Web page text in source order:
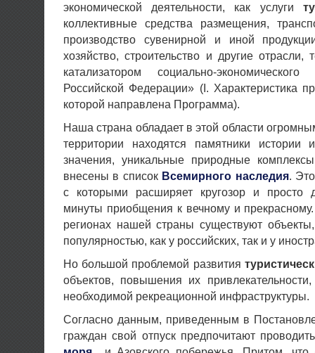
экономической деятельности, как услуги
коллективные средства размещения,
производство сувенирной и иной
хозяйство, строительство и другие
катализатором социально-
Российской Федерации» (I. Характеристика
которой направлена Программа).
Наша страна обладает в этой области
территории находятся памятники истории
значения, уникальные природные
внесены в список Всемирного наследия.
с которыми расширяет кругозор и просто
минуты приобщения к вечному и
регионах нашей страны существуют
популярностью, как у российских, так и у
Но большой проблемой развития
объектов, повышения их привлекательности,
необходимой рекреационной инфраструктуры.
Согласно данным, приведенным в
граждан свой отпуск предпочитают